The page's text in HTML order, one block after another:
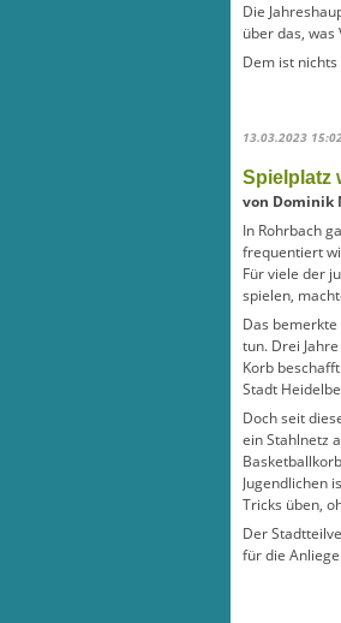
Die
über das,
Dem ist
13.03.2023
Spielplatz
von Dominik
In Rohrbach
frequentiert
Für viele der
spielen,
Das
tun. Drei
Korb
Stadt
Doch seit
ein Stahlnetz
Jugendlichen
Tricks üben,
Der
für die